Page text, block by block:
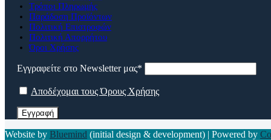
Τρόποι Πληρωμής
Παράδοση Προϊόντων
Πολιτική Επιστροφών
Πολιτική Απορρήτου
Όροι Χρήσης
Εγγραφείτε στο Newsletter μας*
Αποδέχομαι τους Όρους Χρήσης
Website by Bluemind (initial design & development) | Powered by